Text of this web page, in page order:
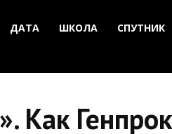
ДАТА ШКОЛА СПУТНИК
Как